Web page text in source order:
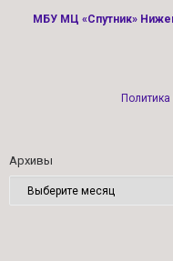
МБУ МЦ «Спутник»
Архивы